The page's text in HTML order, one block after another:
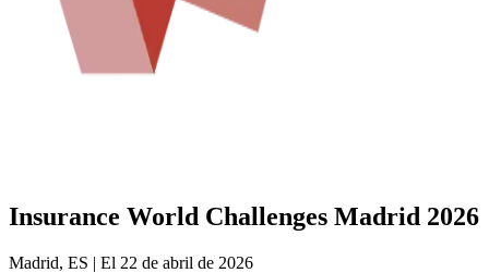
Insurance World Challenges Madrid 2026
Madrid, ES | El 22 de abril de 2026